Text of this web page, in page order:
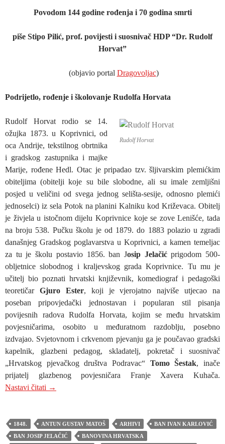
Povodom 144 godine rođenja i 70 godina smrti
piše Stipo Pilić, prof. povijesti i suosnivač HDP “Dr. Rudolf
Horvat”
(objavio portal Dragovoljac)
Podrijetlo, rođenje i školovanje Rudolfa Horvata
Rudolf Horvat
Rudolf Horvat rodio se 14.
ožujka 1873. u Koprivnici, od
oca Andrije, tekstilnog obrtnika
i gradskog zastupnika i majke
Marije, rođene Hedl. Otac je pripadao tzv. šljivarskim plemićkim
obiteljima (obitelji koje su bile slobodne, ali su imale zemljišni
posjed u veličini od svega jednog selišta-sesije, odnosno plemići
jednoselci) iz sela Potok na planini Kalniku kod Križevaca. Obitelj
je živjela u istočnom dijelu Koprivnice koje se zove Lenišće, tada
na broju 538. Pučku školu je od 1879. do 1883 polazio u zgradi
današnjeg Gradskog poglavarstva u Koprivnici, a kamen temeljac
za tu je školu postavio 1856. ban Josip Jelačićprigodom 500-
obljetnice slobodnog i kraljevskog grada Koprivnice. Tu mu je
učitelj bio poznati hrvatski književnik, komediograf i pedagoški
teoretičar Gjuro Ester, koji je vjerojatno najviše utjecao na
poseban pripovjedački jednostavan i popularan stil pisanja
povijesnih radova Rudolfa Horvata, kojim se među hrvatskim
povjesničarima, osobito u međuratnom razdoblju, posebno
izdvajao. Svjetovnom i crkvenom pjevanju ga je poučavao gradski
kapelnik, glazbeni pedagog, skladatelj, pokretač i suosnivač
„Hrvatskog pjevačkog društva Podravac“ Tomo Šestak, inače
prijatelj glazbenog povjesničara Franje Xavera Kuhača.
Nastavi čitati 9. ROĐENDAN NAŠE UDRUGE: DR. RUDOLF
→
1848. ANTUN GUSTAV MATOŠ ARHIVI
BAN IVAN KARLOVIĆ
BAN JOSIP JELAČIĆ
BANOVINA HRVATSKA